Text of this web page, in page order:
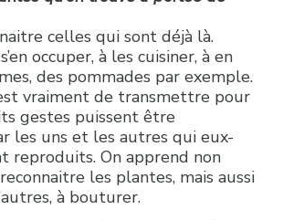
celles qui sont déjà là.
occuper, à les cuisiner, à en
des pommades par exemple.
vraiment de transmettre pour
gestes puissent être
les uns et les autres qui eux-
reproduits. On apprend non
les plantes, mais aussi
à bouturer.